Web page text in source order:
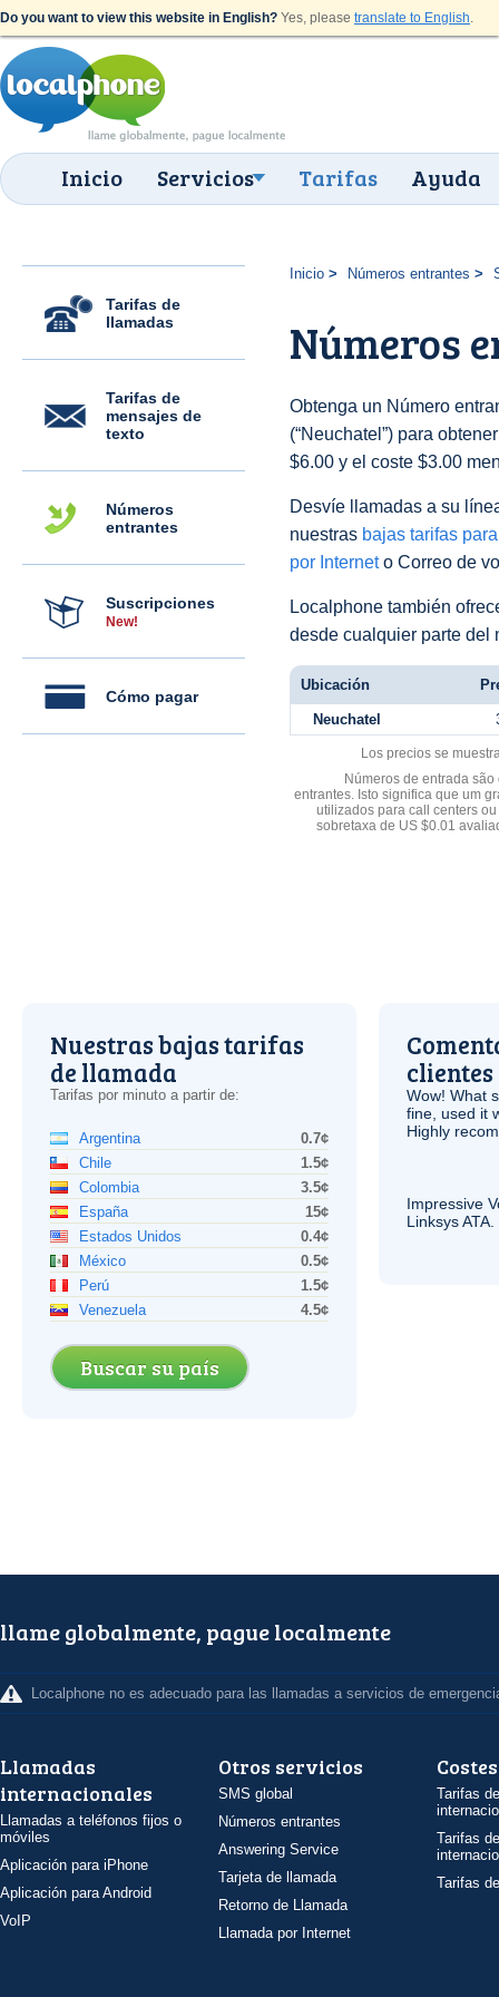
Do you want to view this website in English? Yes, please translate to English.
Inicio Servicios Tarifas Ayuda
Tarifas de
llamadas
Tarifas de
mensajes de
texto
Números
entrantes
Suscripciones
New!
Cómo pagar
Inicio Números entrantes
Números
Obtenga un Número
(“Neuchatel”) para
$6.00 y el coste $3.00
Desvíe llamadas a su
nuestras bajas tarifas
por Interneto Correo de
Localphone también
desde cualquier parte del
Ubicación
Neuchatel
Los precios se
Números de entrada
entrantes. Isto significa que um
utilizados para call centers
sobretaxa de US $0.01
Nuestras bajas tarifas
de llamada
Tarifas por minuto a partir de:
Argentina
0.7¢
Chile
1.5¢
Colombia
3.5¢
España
15¢
Estados Unidos
0.4¢
México
0.5¢
Perú
1.5¢
Venezuela
4.5¢
Buscar su país
clientes
Wow! What
fine, used it
Highly
Impressive
LinksysATA
llame globalmente, pague localmente
Localphone no es adecuado para las llamadas a servicios de
Llamadas
internacionales
Llamadas a teléfonos fijos o
móviles
Aplicación para iPhone
Aplicación para Android
VoIP
Otros servicios
SMS global
Números entrantes
Answering Service
Tarjeta de llamada
Retorno de Llamada
Llamada por Internet
Costes
Tarifas
Tarifas
Tarifas